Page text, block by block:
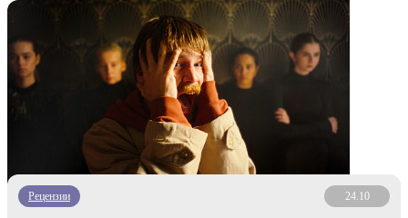
Рецензии 24.10